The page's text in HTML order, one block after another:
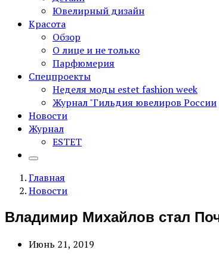
Ювелирный дизайн
Красота
Обзор
О лице и не только
Парфюмерия
Спецпроекты
Неделя моды estet fashion week
Журнал "Гильдия ювелиров России
Новости
Журнал
ESTET
Главная
Новости
Владимир Михайлов стал
Июнь 21, 2019